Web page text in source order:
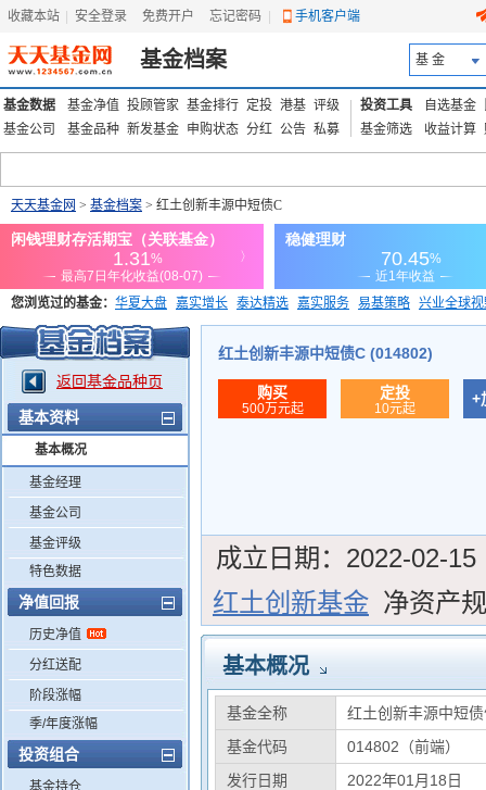
收藏本站 安全登录 免费开户 忘记密码 手机客户端
基金档案 基 金
基金数据 基金净值 投顾管家 基金排行 定投 港基 评级
基金公司
基金品种 新发基金 申购状态 分红 公告 私募
投资工具 自选基金
基金筛选
收益计算
天天基金网 > 基金档案 > 红土创新丰源中短债C
您浏览过的基金： 华夏大盘 嘉实增长 泰达精选 嘉实服务 易基策略 兴业全球
添富优势 华安宏利 上证180价值ETF
返回基金品种页
基本资料
基本概况
基金经理
基金公司
基金评级
特色数据
净值回报
历史净值
分红送配
阶段涨幅
季/年度涨幅
投资组合
基金持仓
红土创新丰源中短债C (014802)
购买
500万元起
定投
10元起
+
成立日期： 2022-02-15
红土创新基金 净资产
基本概况
基金全称
红土创新丰源中短
基金代码
014802（前端）
发行日期
2022年01月18日